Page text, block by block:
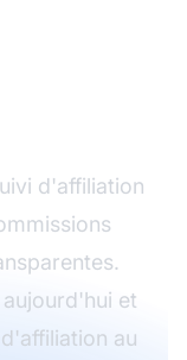
d'affiliation
et
au